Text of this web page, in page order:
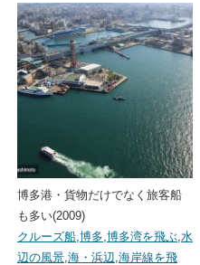
博多港・貨物だけでなく旅客船
も多い(2009)
クルーズ船,博多,博多湾を飛ぶ,水
辺の風景,海・浜辺,海岸線を飛